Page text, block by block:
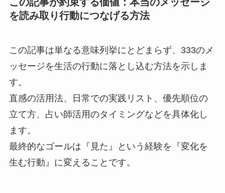
を読み取り行動につなげる方法
この記事は単なる意味列挙にとどまらず、333のメ
ッセージを生活の行動に落とし込む方法を示しま
す。
直感の活用法、日常での実践リスト、優先順位の
立て方、占い師活用のタイミングなどを具体化し
ます。
最終的なゴールは『見た』という経験を『変化を
生む行動』に変えることです。